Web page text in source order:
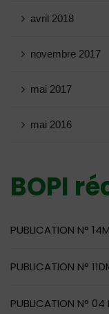
avril 2018
novembre 2017
mai 2017
mai 2016
BOPI
PUBLICATION N°
PUBLICATION N°
PUBLICATION N°